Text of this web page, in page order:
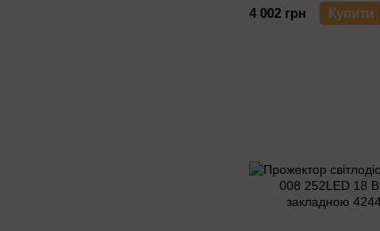
4 002 грн
Купити